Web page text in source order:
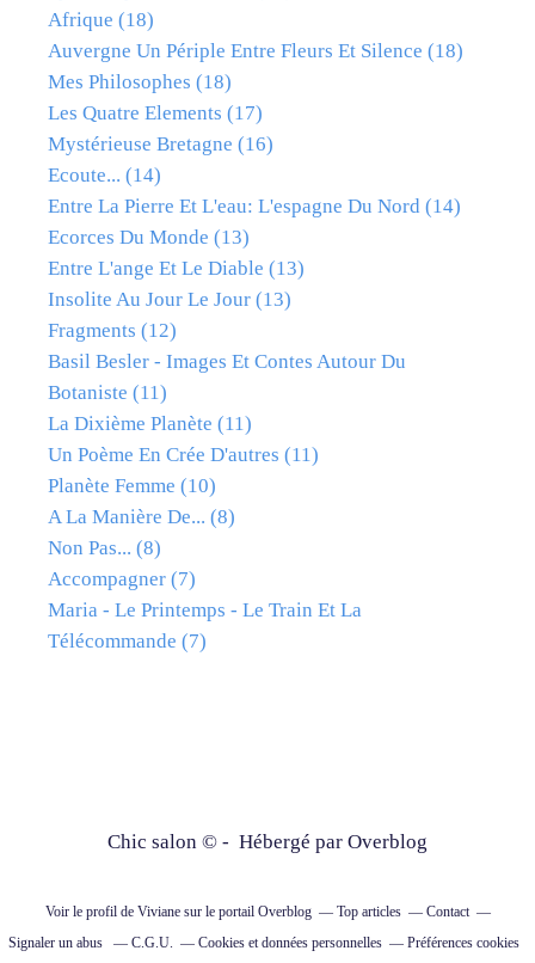
Afrique (18)
Auvergne Un Périple Entre Fleurs Et Silence (18)
Mes Philosophes (18)
Les Quatre Elements (17)
Mystérieuse Bretagne (16)
Ecoute... (14)
Entre La Pierre Et L'eau: L'espagne Du Nord (14)
Ecorces Du Monde (13)
Entre L'ange Et Le Diable (13)
Insolite Au Jour Le Jour (13)
Fragments (12)
Basil Besler - Images Et Contes Autour Du
Botaniste (11)
La Dixième Planète (11)
Un Poème En Crée D'autres (11)
Planète Femme (10)
A La Manière De... (8)
Non Pas... (8)
Accompagner (7)
Maria - Le Printemps - Le Train Et La
Télécommande (7)
Chic salon © - Hébergé par Overblog
Voir le profil de Vivianesur le portail Overblog Top articles
Contact
Signaler un abus
C.G.U. Cookies et données personnelles Préférences cookies